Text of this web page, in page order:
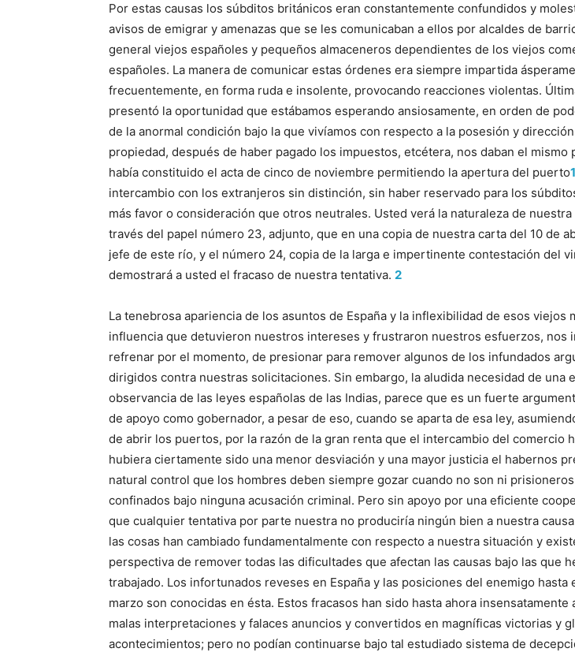
Por estas causas los súbditos británicos eran constantemente confundidos y
avisos de emigrar y amenazas que se les comunicaban a ellos por alcaldes de
general viejos españoles y pequeños almaceneros dependientes de los viejos
españoles. La manera de comunicar estas órdenes era siempre impartida
frecuentemente, en forma ruda e insolente, provocando reacciones violentas.
presentó la oportunidad que estábamos esperando ansiosamente, en orden de
de la anormal condición bajo la que vivíamos con respecto a la posesión y
propiedad, después de haber pagado los impuestos, etcétera, nos daban el mismo
había constituido el acta de cinco de noviembre permitiendo la apertura del puerto1
intercambio con los extranjeros sin distinción, sin haber reservado para los
más favor o consideración que otros neutrales. Usted verá la naturaleza de
través del papel número 23, adjunto, que en una copia de nuestra carta del 10 de
jefe de este río, y el número 24, copia de la larga e impertinente contestación del
demostrará a usted el fracaso de nuestra tentativa. 2
La tenebrosa apariencia de los asuntos de España y la inflexibilidad de esos viejos
influencia que detuvieron nuestros intereses y frustraron nuestros esfuerzos, nos
refrenar por el momento, de presionar para remover algunos de los infundados
dirigidos contra nuestras solicitaciones. Sin embargo, la aludida necesidad de una
observancia de las leyes españolas de las Indias, parece que es un fuerte
de apoyo como gobernador, a pesar de eso, cuando se aparta de esa ley,
de abrir los puertos, por la razón de la gran renta que el intercambio del comercio
hubiera ciertamente sido una menor desviación y una mayor justicia el habernos
natural control que los hombres deben siempre gozar cuando no son ni
confinados bajo ninguna acusación criminal. Pero sin apoyo por una eficiente
que cualquier tentativa por parte nuestra no produciría ningún bien a nuestra
las cosas han cambiado fundamentalmente con respecto a nuestra situación y
perspectiva de remover todas las dificultades que afectan las causas bajo las que
trabajado. Los infortunados reveses en España y las posiciones del enemigo hasta
marzo son conocidas en ésta. Estos fracasos han sido hasta ahora insensatamente
malas interpretaciones y falaces anuncios y convertidos en magníficas victorias y
acontecimientos; pero no podían continuarse bajo tal estudiado sistema de